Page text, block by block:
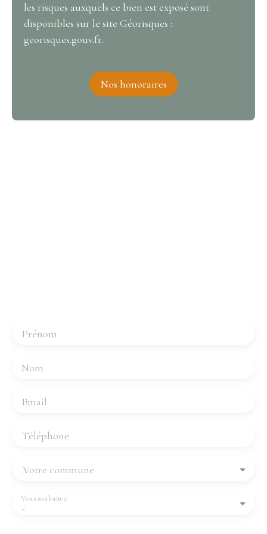
les risques auxquels ce bien est exposé sont
disponibles sur le site Géorisques :
georisques.gouv.fr.
Nos honoraires
Prénom
Nom
Email
Téléphone
Votre commune
-
Vous souhaitez